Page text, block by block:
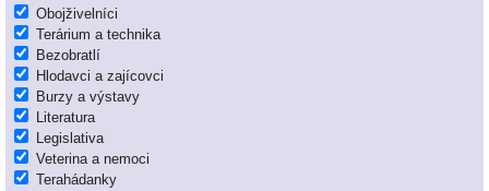
Obojživelníci
Terárium a technika
Bezobratlí
Hlodavci a zajícovci
Burzy a výstavy
Literatura
Legislativa
Veterina a nemoci
Terahádanky